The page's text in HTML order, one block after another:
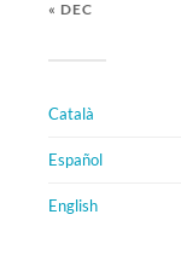
« DEC
Català
Español
English